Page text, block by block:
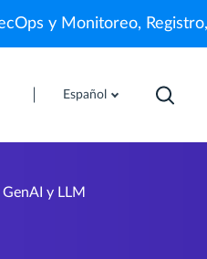
y Monitoreo,
Español
y LLM